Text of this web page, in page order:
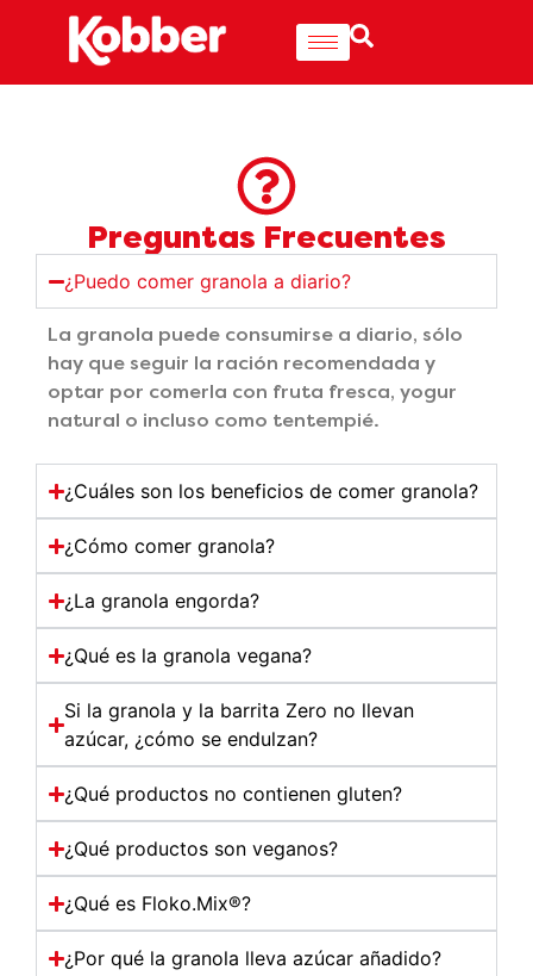
Preguntas Frecuentes
¿Puedo comer granola a diario?
La granola puede consumirse a diario, sólo
hay que seguir la ración recomendada y
optar por comerla con fruta fresca, yogur
natural o incluso como tentempié.
¿Cuáles son los beneficios de comer granola?
¿Cómo comer granola?
¿La granola engorda?
¿Qué es la granola vegana?
Si la granola y la barrita Zero no llevan
azúcar, ¿cómo se endulzan?
¿Qué productos no contienen gluten?
¿Qué productos son veganos?
¿Qué es Floko.Mix®?
¿Por qué la granola lleva azúcar añadido?